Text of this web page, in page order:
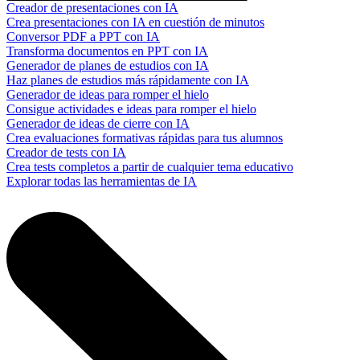
Creador de presentaciones con IA
Crea presentaciones con IA en cuestión de minutos
Conversor PDF a PPT con IA
Transforma documentos en PPT con IA
Generador de planes de estudios con IA
Haz planes de estudios más rápidamente con IA
Generador de ideas para romper el hielo
Consigue actividades e ideas para romper el hielo
Generador de ideas de cierre con IA
Crea evaluaciones formativas rápidas para tus alumnos
Creador de tests con IA
Crea tests completos a partir de cualquier tema educativo
Explorar todas las herramientas de IA